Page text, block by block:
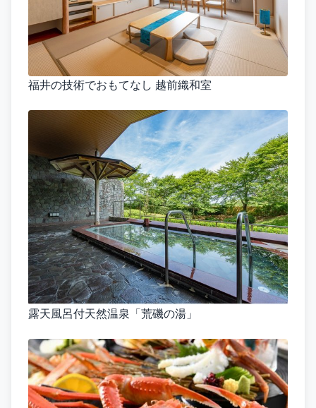
福井の技術でおもてなし 越前織和室
露天風呂付天然温泉「荒磯の湯」